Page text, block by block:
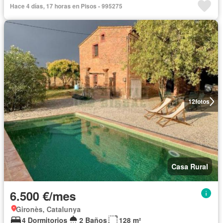
Hace 4 días, 17 horas en Pisos - 995275
12fotos
Casa Rural
6.500 €/mes
Gironès, Catalunya
4 Dormitorios
2 Baños 128 m²